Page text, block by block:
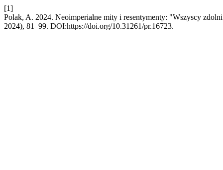
[1]
Polak, A. 2024. Neoimperialne mity i resentymenty: "Wszyscy
2024), 81–99. DOI:https://doi.org/10.31261/pr.16723.